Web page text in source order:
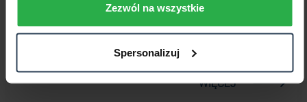
Zezwól na wszystkie
Spersonalizuj
Wziąłeś kredyt? Zapoznaj się z ofertą firmy Aegon i
na wypadek śmierci kredytobiorcy.
WIĘCEJ